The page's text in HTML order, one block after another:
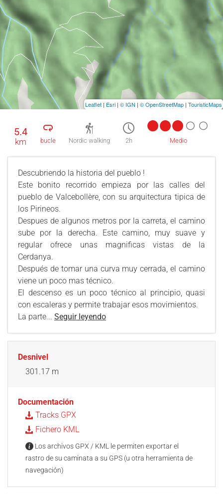
5.4
km bucle Nordic walking 2h Medio
Descubriendo la historia del pueblo !
Este bonito recorrido empieza por las calles del
pueblo de Valcebollère, con su arquitectura tipica de
los Pirineos.
Despues de algunos metros por la carreta, el camino
sube por la derecha. Este camino, muy suave y
regular ofrece unas magnificas vistas de la
Cerdanya.
Después de tomar una curva muy cerrada, el camino
viene un poco mas técnico.
El descenso es un poco técnico al principio, quasi
con escaleras y permite trabajar esos movimientos.
La parte... Seguir leyendo
Desnivel
301.17 m
Documentación
Tracks GPX
Fichero KML
Los archivos GPX / KML le permiten exportar el
rastro de su caminata a su GPS (u otra herramienta de
navegación)
Leaflet | Esri | © IGN | © OpenStreetMap | TouristicMaps